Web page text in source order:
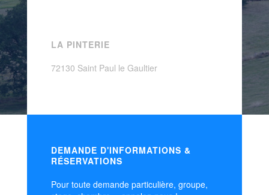
LA PINTERIE
72130 Saint Paul le Gaultier
DEMANDE D'INFORMATIONS &
RÉSERVATIONS
Pour toute demande particulière, groupe,